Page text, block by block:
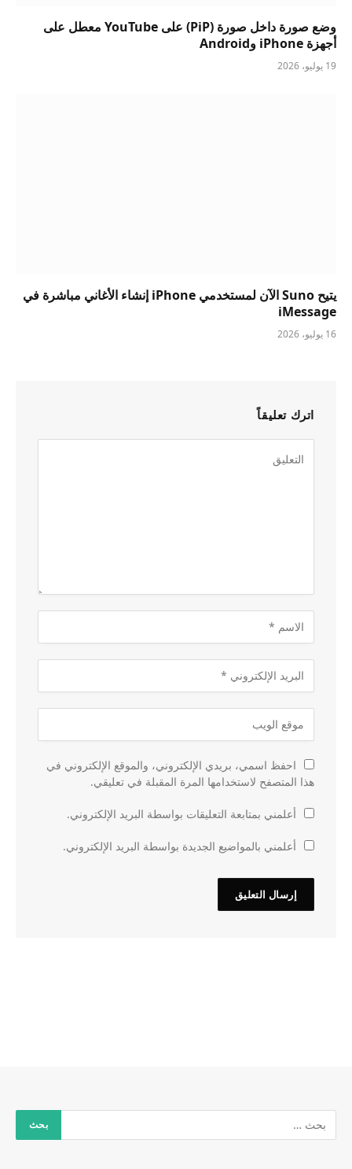
وضع صورة داخل صورة (PiP) على YouTube معطل على
أجهزة iPhone وAndroid
19 يوليو، 2026
يتيح Suno الآن لمستخدمي iPhone إنشاء الأغاني مباشرة في
iMessage
16 يوليو، 2026
اترك تعليقاً
احفظ اسمي، بريدي الإلكتروني، والموقع الإلكتروني في
هذا المتصفح لاستخدامها المرة المقبلة في تعليقي.
أعلمني بمتابعة التعليقات بواسطة البريد الإلكتروني.
أعلمني بالمواضيع الجديدة بواسطة البريد الإلكتروني.